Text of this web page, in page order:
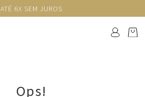
ATÉ 6X SEM JUROS
Ops!